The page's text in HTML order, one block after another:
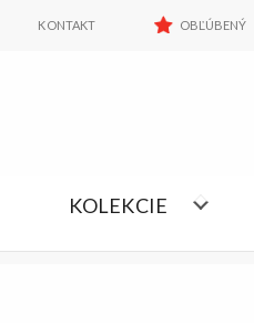
KONTAKT OBĽÚBENÝ
KOLEKCIE